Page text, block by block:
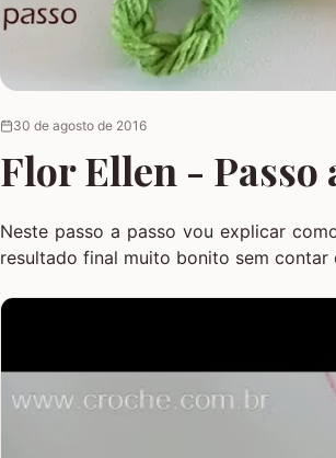
30 de agosto de 2016
Flor Ellen - Passo
Neste passo a passo vou explicar
resultado final muito bonito sem